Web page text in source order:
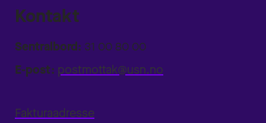
Kontakt
Sentralbord: 31 00 80 00
E-post: postmottak@usn.no
Fakturaadresse